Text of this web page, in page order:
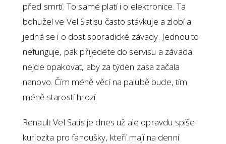
před smrtí. To samé platí i o elektronice. Ta
bohužel ve Vel Satisu často stávkuje a zlobí a
jedná se i o dost sporadické závady. Jednou to
nefunguje, pak přijedete do servisu a závada
nejde opakovat, aby za týden zasa začala
nanovo. Čím méně věcí na palubě bude, tím
méně starostí hrozí.
Renault Vel Satis je dnes už ale opravdu spíše
kuriozita pro fanoušky, kteří mají na denní